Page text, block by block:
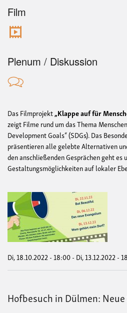
Film
Plenum / Diskussion
Das Filmprojekt„Klappe auf für
zeigt Filme rund um das Thema
Development Goals“ (SDGs). Das
präsentieren alle gelebte Alternativen
den anschließenden Gesprächen geht
Gestaltungsmöglichkeiten auf lokaler
Di, 18.10.2022 - 18:00- Di, 13.12.2022 -
Hofbesuch in Dülmen: